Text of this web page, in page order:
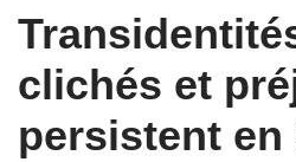
clichés et
persistent en